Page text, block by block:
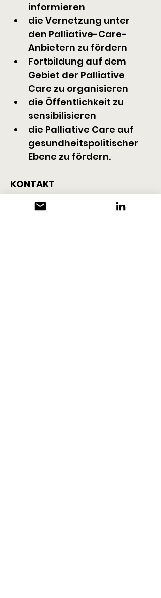
informieren
die Vernetzung unter
den Palliative-Care-
Anbietern zu fördern
Fortbildung auf dem
Gebiet der Palliative
Care zu organisieren
die Öffentlichkeit zu
sensibilisieren
die Palliative Care auf
gesundheitspolitischer
Ebene zu fördern.
KONTAKT
Palliativ Luzern
Geschäftsstelle